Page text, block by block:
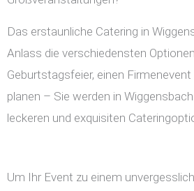
Das erstaunliche Catering in
Anlass die verschiedensten
Geburtstagsfeier, einen
planen – Sie werden in
leckeren und exquisiten
Um Ihr Event zu einem